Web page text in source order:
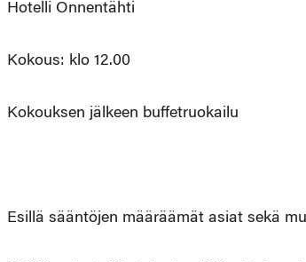
Hotelli Onnentähti
Kokous: klo 12.00
Kokouksen jälkeen buffetruokailu
Esillä sääntöjen määräämät asiat sekä